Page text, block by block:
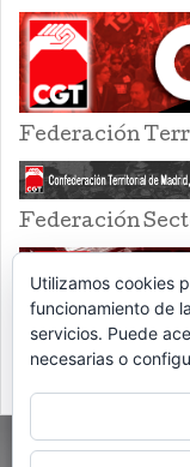
Federación
Federación
Utilizamos cookies
funcionamiento de
servicios. Puede
necesarias o